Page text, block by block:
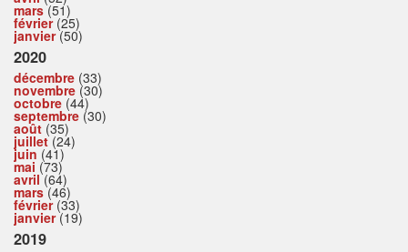
mars(51)
février(25)
janvier(50)
2020
décembre (33)
novembre (30)
octobre (44)
septembre (30)
août (35)
juillet(24)
juin (41)
mai (73)
avril(64)
mars(46)
février(33)
janvier(19)
2019